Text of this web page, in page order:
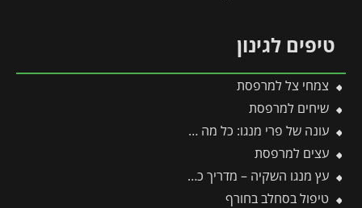
טיפים לגינון
צמחי צל למרפסת
שיחים למרפסת
עונה של פרי מנגו: כל מה שצריך לדעת על מועדי ההבשלה, הקטיף וההנבה
עצים למרפסת
עץ מנגו השקיה – מדריך כמויות, תדירות ומשטר השקיה אופטימלי
טיפול בסחלב בחורף